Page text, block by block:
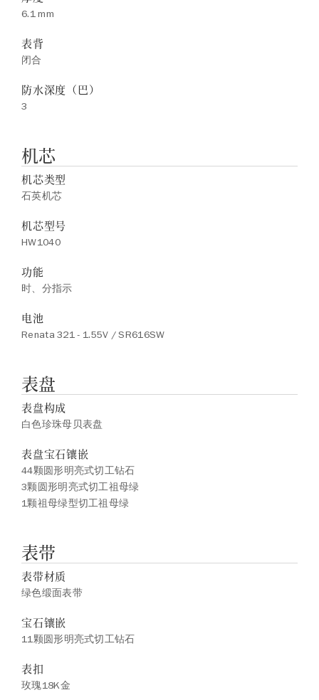
6.1 mm
表背
闭合
防水深度（巴）
3
机芯
机芯类型
石英机芯
机芯型号
HW1040
功能
时、分指示
电池
Renata 321 - 1.55V / SR616SW
表盘
表盘构成
白色珍珠母贝表盘
表盘宝石镶嵌
44颗圆形明亮式切工钻石
3颗圆形明亮式切工祖母绿
1颗祖母绿型切工祖母绿
表带
表带材质
绿色缎面表带
宝石镶嵌
11颗圆形明亮式切工钻石
表扣
玫瑰18K金